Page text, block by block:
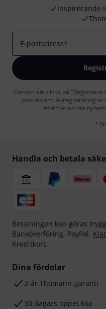
Inspirerande
E-postadress*
Genom att klicka på
postreklam. Avregistrering
information om
*
Handla och betala
Betalningen kan göras
Banköverföring, PayPal,
Kreditkort.
Dina fördelar
3-år Thomann-garanti
30 dagars öppet köp